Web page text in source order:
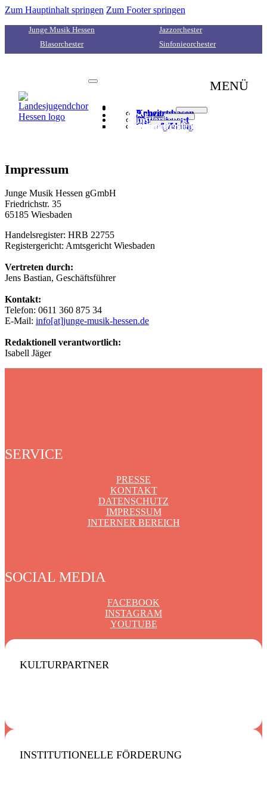
Zum Hauptinhalt springen Zum Footer springen
Junge Musik Hessen
Jazzorchester
Blasorchester
Sinfonieorchester
Termine
Konzerte
Arbeitsphasen
Chor
Portrait
Management
Künstlerisches
Team Künstlerische Leitung
Stimmbildung
Mitglied werden
Unterstützen
Partner
Newsletter
Konzertanfragen
Presse
Kontakt
MENÜ
Impressum
Junge Musik Hessen gGmbH
Friedrichstr. 35
65185 Wiesbaden
Handelsregister: HRB 22755
Registergericht: Amtsgericht Wiesbaden
Vertreten durch:
Jens Bastian, Geschäftsführer
Kontakt:
Telefon: 0611 360 875 34
E-Mail: info[at]junge-musik-hessen.de
Redaktionell verantwortlich:
Isabell Jäger
SERVICE
PRESSE
KONTAKT
DATENSCHUTZ
IMPRESSUM
INTERNER BEREICH
SOCIAL MEDIA
FACEBOOK
INSTAGRAM
YOUTUBE
KULTURPARTNER
INSTITUTIONELLE FÖRDERUNG